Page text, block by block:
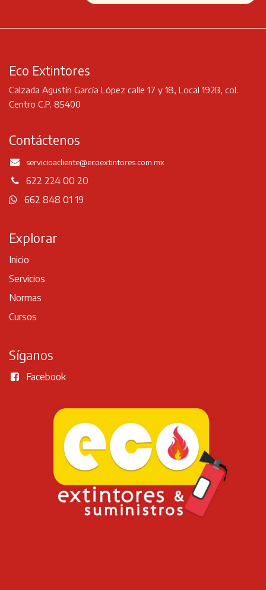
Eco Extintores
Calzada Agustín García López calle 17 y 18, Local 192B, col.
Centro C.P. 85400
Contáctenos
servicioacliente@ecoextintores.com.mx
622 224 00 20
662 848 01 19
Explorar
Inicio
Servicios
Normas
Cursos
Síganos
Facebook